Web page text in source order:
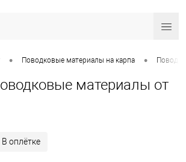
• Поводковые материалы на карпа •
материалы от
В оплётке